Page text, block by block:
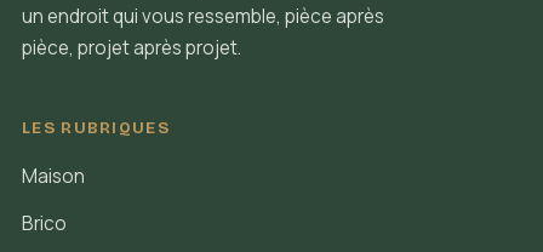
un endroit qui vous ressemble, pièce après
pièce, projet après projet.
LES RUBRIQUES
Maison
Brico